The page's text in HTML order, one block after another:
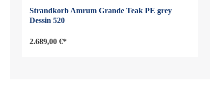
Strandkorb Amrum Grande Teak PE grey
Dessin 520
2.689,00 €*